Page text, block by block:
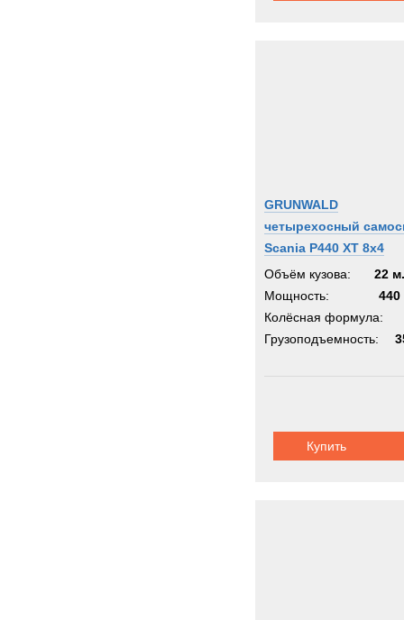
GRUNWALD
четырехосный
Scania P440 XT 8х4
Объём кузова:
22
Мощность:
440
Колёсная формула:
Грузоподъемность:
Купить